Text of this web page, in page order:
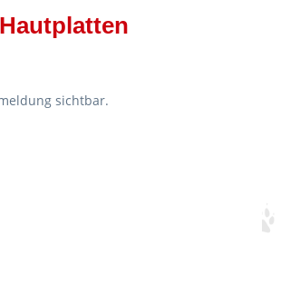
sichtbar.